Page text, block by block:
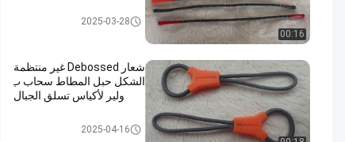
00:16
المطاط سستة بولير2025-03-28
شعار Debossed غير منتظمة
الشكل حبل المطاط سحاب ب
ولير لأكياس تسلق الجبال
المطاط سستة بولير2025-04-16